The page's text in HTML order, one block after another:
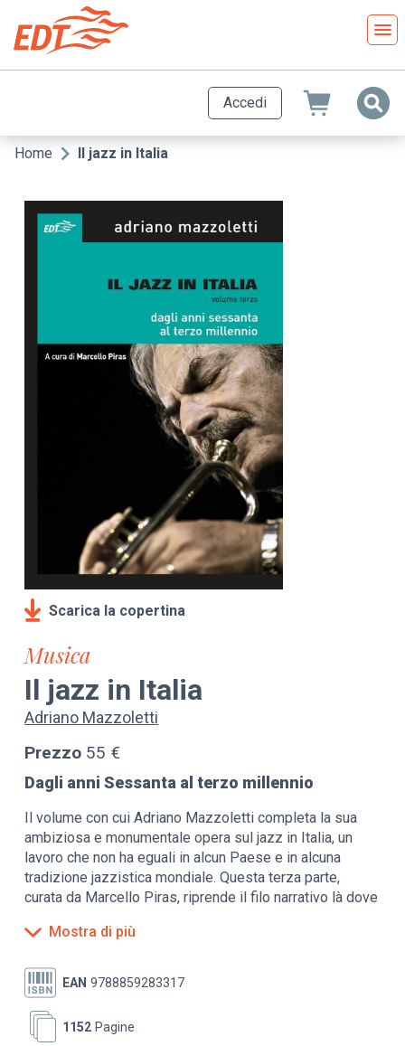
contenuto
principale
Accedi
Briciole
pane
Home Il jazz in Italia
Scarica la copertina
Musica
Il jazz in Italia
Adriano Mazzoletti
Prezzo 55 €
Dagli anni Sessanta al terzo millennio
Il volume con cui Adriano Mazzoletti completa la sua
ambiziosa e monumentale opera sul jazz in Italia, un
lavoro che non ha eguali in alcun Paese e in alcuna
tradizione jazzistica mondiale. Questa terza parte,
curata da Marcello Piras, riprende il filo narrativo là dove
per portarlo fino ai giorni nostri. Mazzoletti offre al
riuscendo tuttavia a illustrare la posizione e il percorso
di ciascuno dei principali personaggi coinvolti; una storia
che comprende gli americani e gli europei che sono
venuti in Italia, le imprese dei nostri musicisti all’estero,
Mostra di più
EAN 9788859283317
Pagine
1152